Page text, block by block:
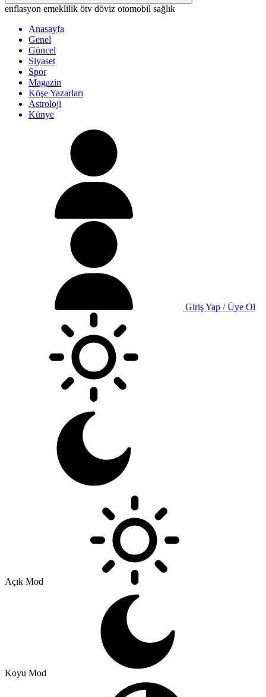
enflasyon emeklilik ötv döviz otomobil sağlık
Anasayfa
Genel
Güncel
Siyaset
Spor
Magazin
Köşe Yazarları
Astroloji
Künye
Giriş Yap / Üye Ol
Açık Mod
Koyu Mod